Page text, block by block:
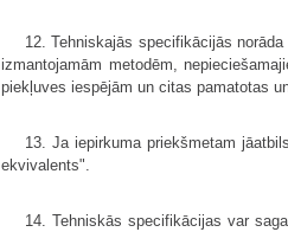
12. Tehniskajās specifikācijās
izmantojamām metodēm,
piekļuves iespējām un citas pamatotas
13. Ja iepirkuma priekšmetam
ekvivalents".
14. Tehniskās specifikācijas var